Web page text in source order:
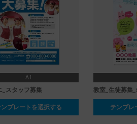
A1
_スタッフ募集
ンプレートを選択する
教室_生徒募集_
テンプレ